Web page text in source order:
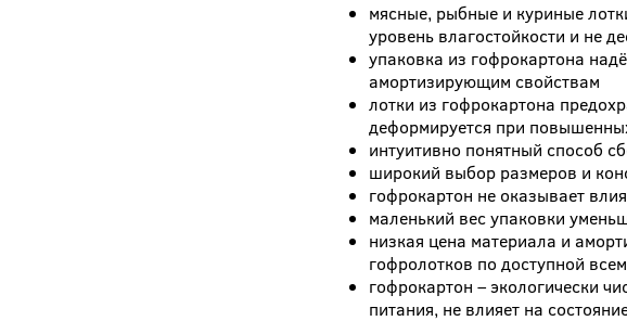
мясные, рыбные и куриные
уровень влагостойкости и не
упаковка из гофрокартона
амортизирующим свойствам
лотки из гофрокартона
деформируется при
интуитивно понятный способ
широкий выбор размеров и
гофрокартон не оказывает
маленький вес упаковки
низкая цена материала и
гофролотков по доступной
гофрокартон – экологически
питания, не влияет на